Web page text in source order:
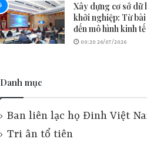
Xây dựng cơ sở dữ
khởi nghiệp: Từ
đến mô hình kinh
00:20 26/07/2026
Danh mục
Ban liên lạc họ Đinh Việt
Tri ân tổ tiên